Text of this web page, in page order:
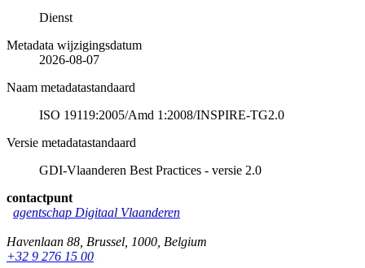
Dienst
Metadata wijzigingsdatum
2026-08-07
Naam metadatastandaard
ISO 19119:2005/Amd 1:2008/INSPIRE-TG2.0
Versie metadatastandaard
GDI-Vlaanderen Best Practices - versie 2.0
contactpunt
agentschap Digitaal Vlaanderen
Havenlaan 88 Brussel 1000 Belgium
+32 9 276 15 00